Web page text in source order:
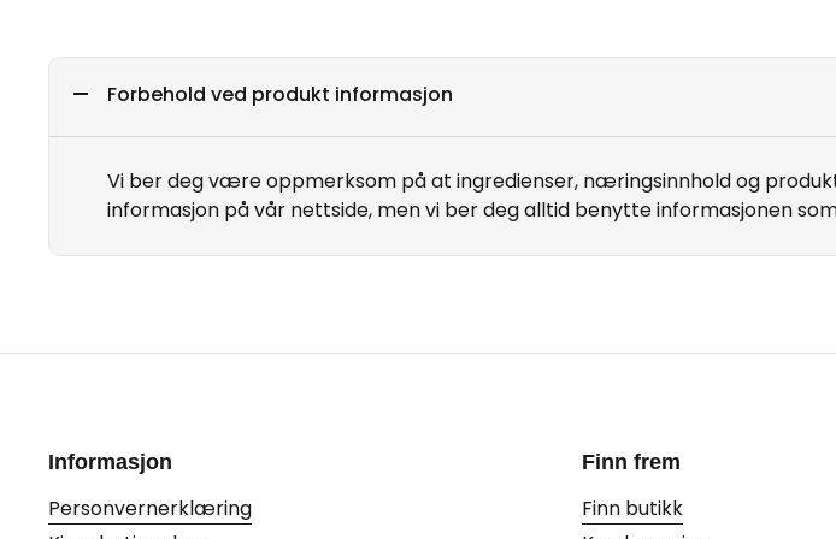
Forbehold ved produkt informasjon
Vi ber deg være oppmerksom på at ingredienser, næringsinnhold og
informasjon på vår nettside, men vi ber deg alltid benytte informasjonen
Informasjon
Personvernerklæring
Finn frem
Finn butikk